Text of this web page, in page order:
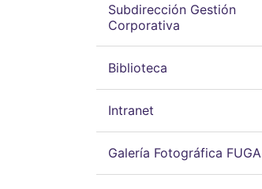
Subdirección Gestión
Corporativa
Biblioteca
Intranet
Galería Fotográfica FUGA